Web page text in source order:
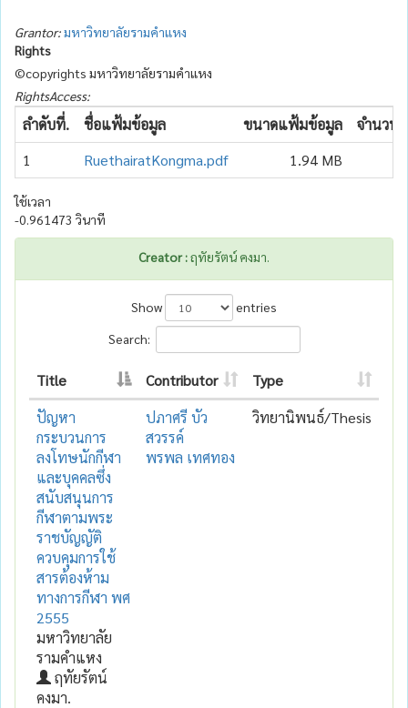
Grantor:มหาวิทยาลัยรามคำแหง
Rights
©copyrights มหาวิทยาลัยรามคำแหง
RightsAccess:
ลำดับที่. ชื่อแฟ้มข้อมูล ขนาดแฟ้มข้อมูล
จำนวนเ
1
RuethairatKongma.pdf 1.94 MB
ใช้เวลา
-0.961473 วินาที
Creator :ฤทัยรัตน์ คงมา.
Show
entries
Search:
Title Contributor
Type
ปัญหา
กระบวนการ
ลงโทษนักกีฬา
และบุคคลซึ่ง
สนับสนุนการ
กีฬาตามพระ
ราชบัญญัติ
ควบคุมการใช้
สารต้องห้าม
ทางการกีฬา พศ
2555
มหาวิทยาลัย
รามคำแหง
ฤทัยรัตน์
คงมา.
ปภาศรี บัว
สวรรค์
พรพล เทศทอง
วิทยานิพนธ์/Thesis